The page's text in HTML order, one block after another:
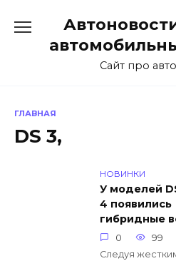
содержанию
Сайт про
ГЛАВНАЯ
DS 3,
НОВИНКИ
У моделей
4 появились
гибридные
0
99
Следуя